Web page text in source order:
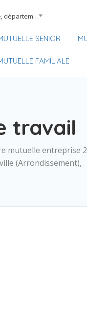
Ville, département, région
SENIOR
FAMILIALE
travail
mutuelle entreprise
(Arrondissement),